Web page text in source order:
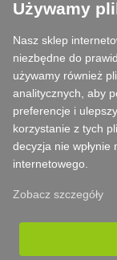
Zawsze
85%
Używamy
Nasz sklep
niezbędne do
używamy również
analitycznych, aby
preferencje i
korzystanie z tych
decyzja nie
internetowego.
Zobacz szczegóły